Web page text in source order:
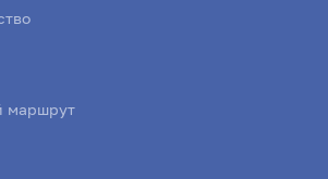
маршрут